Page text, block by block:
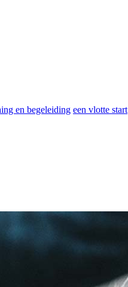
en begeleiding een vlotte start